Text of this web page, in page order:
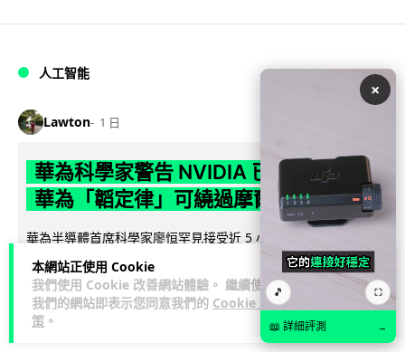
本網站正使用 Cookie
我們使用 Cookie 改善網站體驗。 繼續使用
我們的網站即表示您同意我們的 Cookie 政
策 。
人工智能
Lawton 1 日
華為科學家警告 NVIDIA 已近物理極限
華為「韜定律」可繞過摩爾定律瓶頸
華為半導體首席科學家廖恒罕見接受近 5 小時專訪，警告
NVIDIA 等西方晶片巨頭正逼近物理極限，傳統製程升級已失經
濟效益。他同時介紹華為... 閱讀全文
1,584
×
🎵 ⛶
📖 詳細評測 →